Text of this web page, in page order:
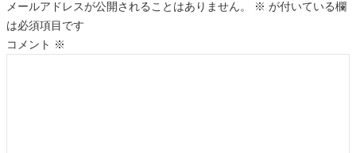
メールアドレスが公開されることはありません。 ※ が付いている欄
は必須項目です
コメント ※